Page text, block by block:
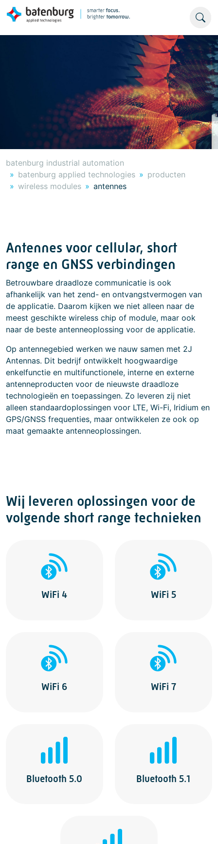
batenburg industrial automation
batenburg applied technologies
producten
wireless modules
antennes
Antennes voor cellular, short
range en GNSS verbindingen
Betrouwbare draadloze communicatie is ook
afhankelijk van het zend- en ontvangstvermogen van
de applicatie. Daarom kijken we niet alleen naar de
meest geschikte wireless chip of module, maar ook
naar de beste antenneoplossing voor de applicatie.
Op antennegebied werken we nauw samen met 2J
Antennas. Dit bedrijf ontwikkelt hoogwaardige
enkelfunctie en multifunctionele, interne en externe
antenneproducten voor de nieuwste draadloze
technologieën en toepassingen. Zo leveren zij niet
alleen standaardoplossingen voor LTE, Wi-Fi, Iridium en
GPS/GNSS frequenties, maar ontwikkelen ze ook op
maat gemaakte antenneoplossingen.
Wij leveren oplossingen voor de
volgende short range technieken
WiFi 4 WiFi 5
WiFi 6 WiFi 7
Bluetooth 5.0 Bluetooth 5.1